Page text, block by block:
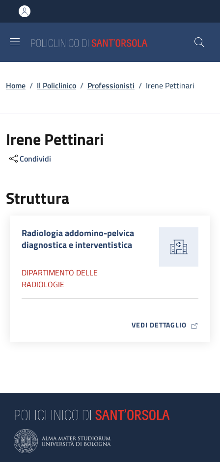
al contenuto principale
to footer content
Briciole di pane
Home / Il Policlinico / Professionisti / Irene Pettinari
Irene Pettinari
Condividi
Struttura
Radiologia addomino-pelvica
diagnostica e interventistica
DIPARTIMENTO DELLE
RADIOLOGIE
VEDI DETTAGLIO MAP ICON